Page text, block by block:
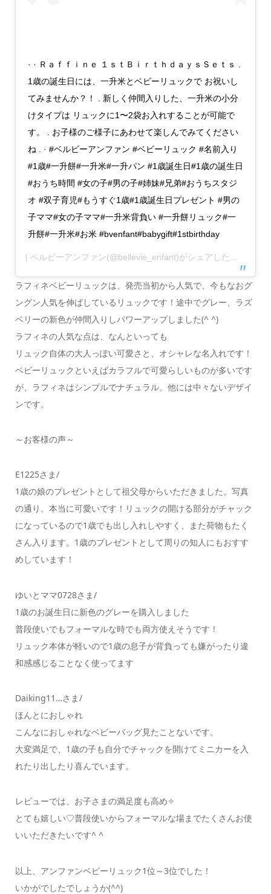
· · Ｒａｆｆｉｎｅ １ｓｔＢｉｒｔｈｄａｙｓＳｅｔｓ .
1歳の誕生日には、一升米とベビーリュックで お祝いし
てみませんか？！ . 新しく仲間入りした、一升米の小分
けタイプは リュックに1〜2袋お入れすることが可能で
す。 . お子様のご様子にあわせて楽しんでみてください
ね . · #ベルビーアンファン #ベビーリュック #名前入り
#1歳#一升餅#一升米#一升パン #1歳誕生日#1歳の誕生日
#おうち時間 #女の子#男の子#姉妹#兄弟#おうちスタジ
オ #双子育児#もうすぐ1歳#1歳誕生日プレゼント #男の
子ママ#女の子ママ#一升米背負い #一升餅リュック#一
升餅#一升米#お米 #bvenfant#babygift#1stbirthday
| ベルビーアンファン(@bellevie_enfant)がシェアした投稿 –
ラフィネベビーリュックは、発売当初から人気で、今もなおグ
ングン人気を伸ばしているリュックです！途中でグレー、ラズ
ベリーの新色が仲間入りしパワーアップしました(^ ^)
ラフィネの人気な点は、なんといっても
リュック自体の大人っぽい可愛さと、オシャレな名入れです！
ベビーリュックといえばカラフルで可愛らしいものが多いです
が、ラフィネはシンプルでナチュラル。他には中々ないデザイ
ンです。
～お客様の声～
E1225さま/
1歳の娘のプレゼントとして祖父母からいただきました。写真
の通り、本当に可愛いです！リュックの開ける部分がチャック
になっているので1歳でも出し入れしやすく、また荷物もたく
さん入ります。1歳のプレゼントとして周りの知人にもおすす
めしています！
ゆいとママ0728さま/
1歳のお誕生日に新色のグレーを購入しました
普段使いでもフォーマルな時でも両方使えそうです！
リュック本体が軽いので1歳の息子が背負っても嫌がったり違
和感感じることなく使ってます
Daiking11…さま/
ほんとにおしゃれ
こんなにおしゃれなベビーバッグ見たことないです。
大変満足で、1歳の子も自分でチャックを開けてミニカーを入
れたり出したり喜んでいます。
レビューでは、お子さまの満足度も高め✧
とても嬉しい♡普段使いからフォーマルな場までたくさんお使
いいただきたいです^ ^
以上、アンファンベビーリュック1位～3位でした！
いかがでしたでしょうか(^^)